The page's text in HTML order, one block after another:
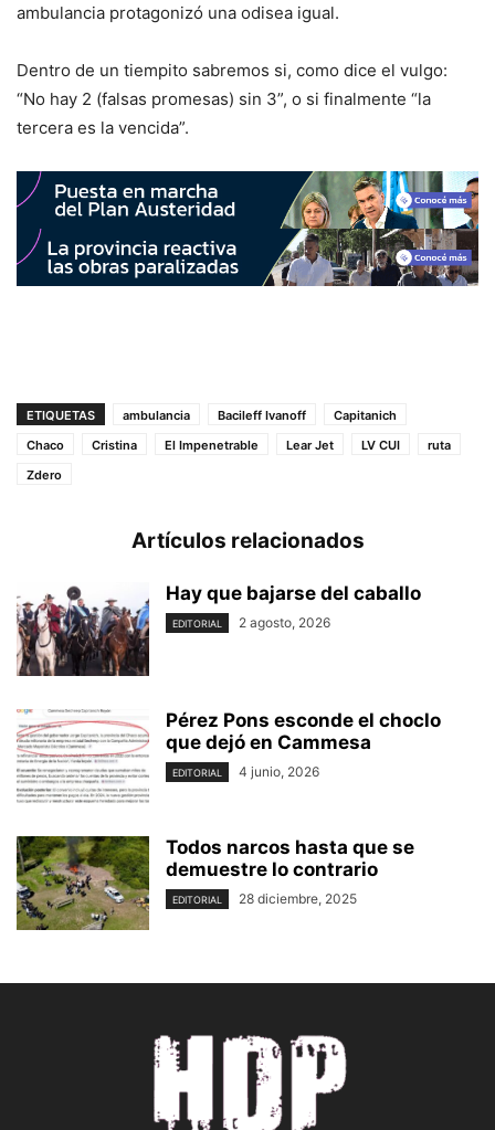
ambulancia protagonizó una odisea igual.
Dentro de un tiempito sabremos si, como dice el vulgo:
“No hay 2 (falsas promesas) sin 3”, o si finalmente “la
tercera es la vencida”.
ETIQUETAS ambulancia Bacileff Ivanoff
Capitanich
Chaco
Cristina El Impenetrable Lear Jet LV CUI
ruta
Zdero
Artículos relacionados
Hay que bajarse del caballo
EDITORIAL 2 agosto, 2026
Pérez Pons esconde el choclo
que dejó en Cammesa
EDITORIAL 4 junio, 2026
Todos narcos hasta que se
demuestre lo contrario
EDITORIAL 28 diciembre, 2025